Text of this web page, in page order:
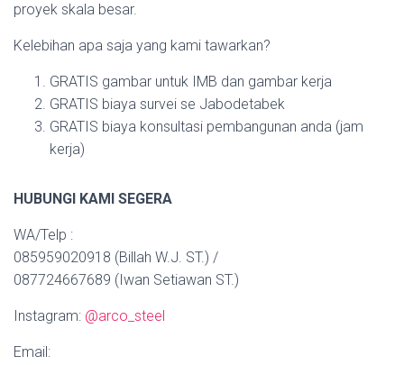
proyek skala besar.
Kelebihan apa saja yang kami tawarkan?
GRATIS gambar untuk IMB dan gambar kerja
GRATIS biaya survei se Jabodetabek
GRATIS biaya konsultasi pembangunan anda (jam
kerja)
HUBUNGI KAMI SEGERA
WA/Telp :
085959020918 (Billah W.J. ST.) /
087724667689 (Iwan Setiawan ST.)
Instagram: @arco_steel
Email: